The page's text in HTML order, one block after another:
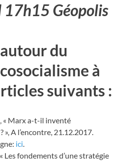
Géopolis
du
à
suivants :
« Marx a-t-il inventé
», A l’encontre, 21.12.2017.
ici.
Les fondements d’une stratégie